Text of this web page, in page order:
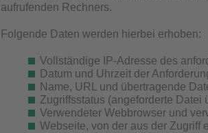
aufrufenden Rechners.
Folgende Daten werden hierbei erhoben:
Vollständige IP-Adresse des
Datum und Uhrzeit der
Name, URL und übertragende
Zugriffsstatus (angeforderte Datei
Verwendeter Webbrowser und
Webseite, von der aus der Zugriff